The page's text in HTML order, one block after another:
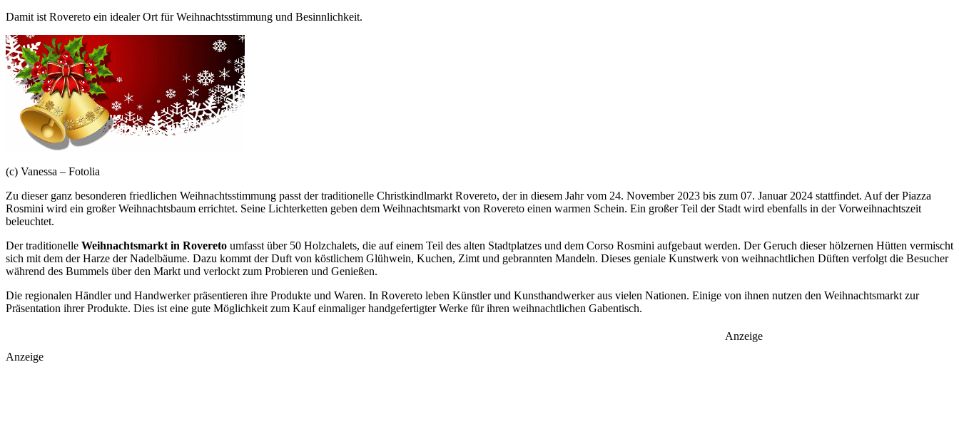
Damit ist Rovereto ein idealer Ort für Weihnachtsstimmung und Besinnlichkeit.
(c) Vanessa – Fotolia
Zu dieser ganz besonderen friedlichen Weihnachtsstimmung passt der traditionelle Christkindlmarkt Rovereto, der in diesem Jahr vom 24. November 2023 bis zum 07. Januar 2024 stattfindet. Auf der Piazza
Rosmini wird ein großer Weihnachtsbaum errichtet. Seine Lichterketten geben dem Weihnachtsmarkt von Rovereto einen warmen Schein. Ein großer Teil der Stadt wird ebenfalls in der Vorweihnachtszeit
beleuchtet.
Der traditionelle Weihnachtsmarkt in Rovereto umfasst über 50 Holzchalets, die auf einem Teil des alten Stadtplatzes und dem Corso Rosmini aufgebaut werden. Der Geruch dieser hölzernen Hütten vermischt
sich mit dem der Harze der Nadelbäume. Dazu kommt der Duft von köstlichem Glühwein, Kuchen, Zimt und gebrannten Mandeln. Dieses geniale Kunstwerk von weihnachtlichen Düften verfolgt die Besucher
während des Bummels über den Markt und verlockt zum Probieren und Genießen.
Die regionalen Händler und Handwerker präsentieren ihre Produkte und Waren. In Rovereto leben Künstler und Kunsthandwerker aus vielen Nationen. Einige von ihnen nutzen den Weihnachtsmarkt zur
Präsentation ihrer Produkte. Dies ist eine gute Möglichkeit zum Kauf einmaliger handgefertigter Werke für ihren weihnachtlichen Gabentisch.
Anzeige
Anzeige